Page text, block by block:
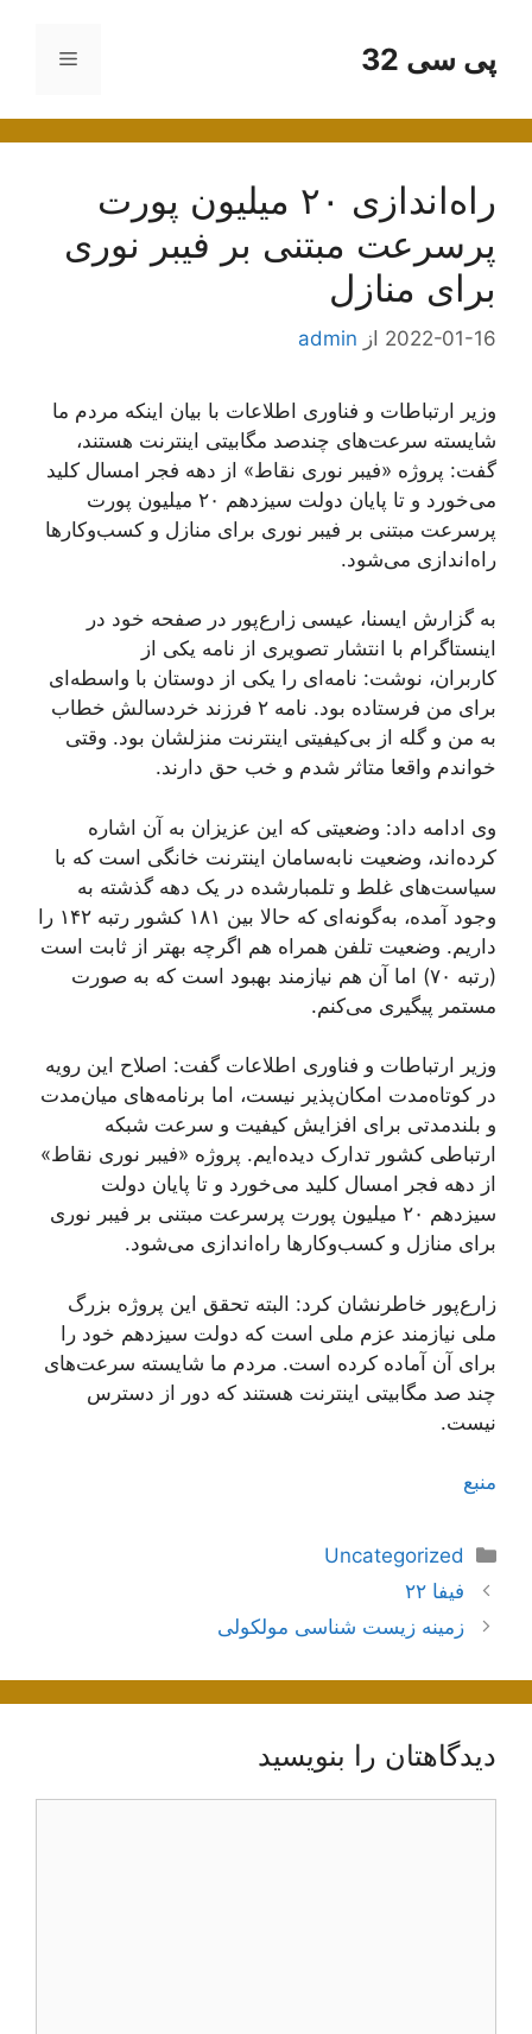
محتواپی سی 32 فهرست
راه‌اندازی ۲۰‌ میلیون پورت
پرسرعت مبتنی بر فیبر نوری
برای منازل
2022-01-16 از admin
وزیر ارتباطات و فناوری اطلاعات با بیان اینکه مردم ما
شایسته سرعت‌های چندصد مگابیتی اینترنت هستند،
گفت: پروژه «فیبر نوری نقاط» از دهه فجر امسال کلید
می‌خورد و تا پایان دولت سیزدهم ۲۰‌ میلیون پورت
پرسرعت مبتنی بر فیبر نوری برای منازل و کسب‌وکارها
راه‌اندازی می‌شود.
به گزارش ایسنا، عیسی زارع‌پور در صفحه خود در
اینستاگرام با انتشار تصویری از نامه یکی از
کاربران، نوشت: نامه‌ای را یکی از دوستان با واسطه‌ای
برای من فرستاده بود. نامه ۲ فرزند خردسالش خطاب
به من و گله از بی‌کیفیتی اینترنت منزلشان بود. وقتی
خواندم واقعا متاثر شدم و خب حق دارند.
وی ادامه داد: وضعیتی که این عزیزان به آن اشاره
کرده‌اند، وضعیت نابه‌سامان اینترنت خانگی است که با
سیاست‌های غلط و تلمبارشده در یک دهه گذشته به
وجود آمده، به‌گونه‌ای که حالا بین ۱۸۱ کشور رتبه ۱۴۲ را
داریم. وضعیت تلفن همراه هم اگرچه بهتر از ثابت است
(رتبه ۷۰) اما آن هم نیازمند بهبود است که به صورت
مستمر پیگیری می‌کنم.
وزیر ارتباطات و فناوری اطلاعات گفت: اصلاح این رویه
در کوتاه‌مدت امکان‌پذیر نیست، اما برنامه‌های میان‌مدت
و بلندمدتی برای افزایش کیفیت و سرعت شبکه
ارتباطی کشور تدارک دیده‌ایم. پروژه «فیبر نوری نقاط»
از دهه فجر امسال کلید می‌خورد و تا پایان دولت
سیزدهم ۲۰‌ میلیون پورت پرسرعت مبتنی بر فیبر نوری
برای منازل و کسب‌وکارها راه‌اندازی می‌شود.
زارع‌پور خاطرنشان کرد: البته تحقق این پروژه بزرگ
ملی نیازمند عزم ملی است که دولت سیزدهم خود را
برای آن آماده کرده است. مردم ما شایسته سرعت‌های
چند صد مگابیتی اینترنت هستند که دور از دسترس
نیست.
منبع
دسته‌ها
Uncategorized
ناوبری
نوشته‌ها
فیفا ۲۲
زمینه زیست شناسی مولکولی
دیدگاهتان را بنویسید